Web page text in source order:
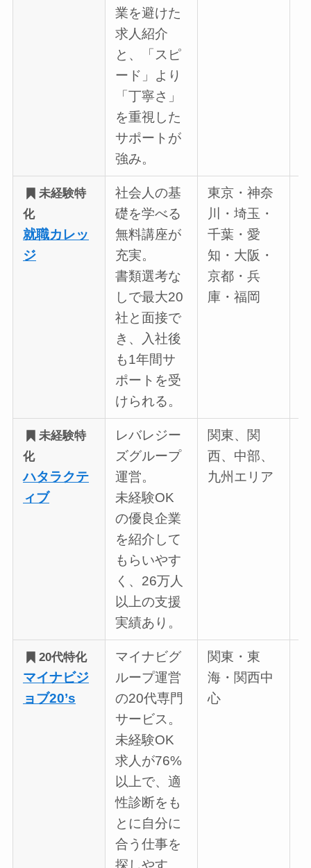
業を避けた
求人紹介
と、「スピ
ード」より
「丁寧さ」
を重視した
サポートが
強み。
未経験特
化
就職カレッ
ジ
社会人の基
礎を学べる
無料講座が
充実。
書類選考な
しで最大20
社と面接で
き、入社後
も1年間サ
ポートを受
けられる。
東京・神奈
川・埼玉・
千葉・愛
知・大阪・
京都・兵
庫・福岡
未経験特
化
ハタラクテ
ィブ
レバレジー
ズグループ
運営。
未経験OK
の優良企業
を紹介して
もらいやす
く、26万人
以上の支援
実績あり。
関東、関
西、中部、
九州エリア
20代特化
マイナビジ
ョブ20’s
マイナビグ
ループ運営
の20代専門
サービス。
未経験OK
求人が76%
以上で、適
性診断をも
とに自分に
合う仕事を
探しやす
関東・東
海・関西中
心